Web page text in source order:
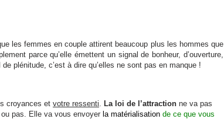
les femmes en couple attirent beaucoup plus les hommes que
parce qu’elle émettent un signal de bonheur, d’ouverture,
plénitude, c’est à dire qu’elles ne sont pas en manque !
croyances et votre ressenti. La loi de l’attraction ne va pas
pas. Elle va vous envoyer la matérialisation de ce que vous